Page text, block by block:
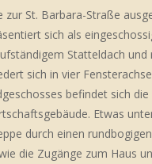
zur St. Barbara-Straße
sich als
Statteldach und
sich in vier
befindet sich
Etwas
durch einen
die Zugänge zum Haus